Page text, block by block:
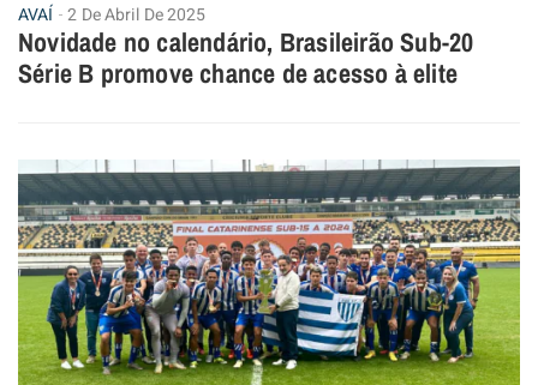
AVAÍ 2 De Abril De 2025
Novidade no calendário, Brasileirão Sub-20
Série B promove chance de acesso à elite